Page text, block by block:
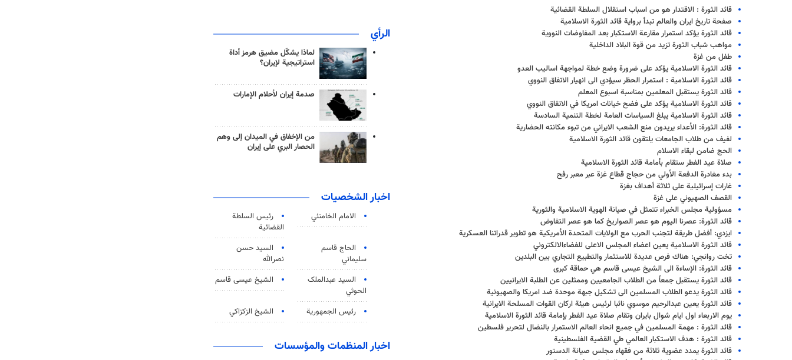
قائد الثورة : الاقتدار هو من اسباب استقلال السلطة القضائية
صفحة تاريخ ايران والعالم تبدأ برواية قائد الثورة الاسلامية
قائد الثورة يؤكد استمرار مقارعة الاستكبار بعد المفاوضات النووية
مواهب شباب الثورة تزيد من قوة البلاد الداخلية
طفل من غزة
قائد الثورة الاسلامية يؤكد على ضرورة وضع خطة لمواجهة اساليب العدو
قائد الثورة الاسلامية : استمرار الحظر سيؤدي الى انهيار الاتفاق النووي
قائد الثورة يستقبل المعلمين بمناسبة اسبوع المعلم
قائد الثورة الاسلامية يؤكد على فضح خيانات امريكا في الاتفاق النووي
قائد الثورة الاسلامية يبلغ السياسات العامة لخطة التنمية السادسة
قائد الثورة: الأعداء يريدون منع الشعب الايراني من تبوء مكانته الحضارية
لفيف من طلاب الجامعات يلتقون قائد الثورة الاسلامية
الحج ضامن لبقاء الاسلام
صلاة عيد الفطر ستقام بأمامة قائد الثورة الاسلامية
بدء مغادرة الدفعة الأولي من حجاج قطاع غزة عبر معبر رفح
غارات إسرائيلية على ثلاثة أهداف بغزة
القصف الصهيوني على غزة
مسؤولية مجلس الخبراء تتمثل في صيانة الهوية الاسلامية والثورية
قائد الثورة: عصرنا اليوم هو عصر الصواريخ كما هو عصر التفاوض
ايزدي: أفضل طريقة لتجنب الحرب مع الولايات المتحدة الأمريكية هو تطوير قدراتنا العسكرية
قائد الثورة الاسلامية يعين اعضاء المجلس الاعلى للفضاءالالكتروني
تخت روانجي: هناك فرص عديدة للاستثمار والتطبيع التجاري بين البلدين
قائد الثورة: الإساءة الى الشيخ عيسى قاسم هي حماقة كبرى
قائد الثورة يستقبل جمعاً من الطلاب الجامعيين وممثلين عن الطلبة الايرانيين
قائد الثورة يدعو الطلاب المسلمين الى تشكيل جبهة موحدة ضد امريكا والصهيونية
قائد الثورة يعين عبدالرحيم موسوي نائبا لرئيس هيئة اركان القوات المسلحة الايرانية
يوم الاربعاء اول ايام شوال بايران وتقام صلاة عيد الفطر بإمامة قائد الثورة الاسلامية
قائد الثورة : مهمة المسلمين في جميع انحاء العالم الاستمرار بالنضال لتحرير فلسطين
قائد الثورة : هدف الاستكبار العالمي طي القضية الفلسطينية
قائد الثورة يمدد عضوية ثلاثة من فقهاء مجلس صيانة الدستور
الرأي
لماذا يشكّل مضيق هرمز أداة
استراتيجية لإيران؟
صدمة إيران لأحلام الإمارات
من الإخفاق في الميدان إلى وهم
الحصار البري على إيران
اخبار الشخصيات
الامام الخامنئي
رئیس السلطة
القضائیة
الحاج قاسم
سليماني
السيد حسن
نصرالله
السید عبدالملک
الحوثي
الشيخ عيسى قاسم
رئيس الجمهورية الشيخ الزكزاكي
اخبار المنظمات والمؤسسات